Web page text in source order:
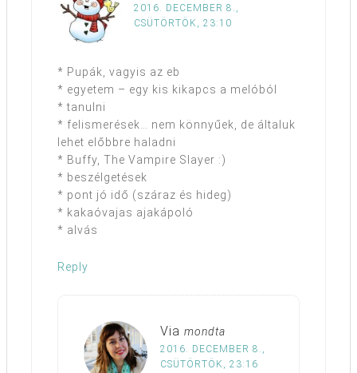
2016. DECEMBER 8.,
CSÜTÖRTÖK, 23:10
* Pupák, vagyis az eb
* egyetem – egy kis kikapcs a melóból
* tanulni
* felismerések… nem könnyűek, de általuk
lehet előbbre haladni
* Buffy, The Vampire Slayer :)
* beszélgetések
* pont jó idő (száraz és hideg)
* kakaóvajas ajakápoló
* alvás
Reply
Via mondta
2016. DECEMBER 8.,
CSÜTÖRTÖK, 23:16